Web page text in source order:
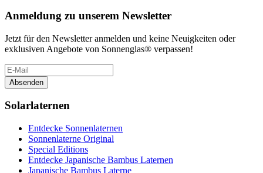
Anmeldung zu unserem Newsletter
Jetzt für den Newsletter anmelden und keine Neuigkeiten oder
exklusiven Angebote von Sonnenglas® verpassen!
Absenden
Solarlaternen
Entdecke Sonnenlaternen
Sonnenlaterne Original
Special Editions
Entdecke Japanische Bambus Laternen
Japanische Bambus Laterne